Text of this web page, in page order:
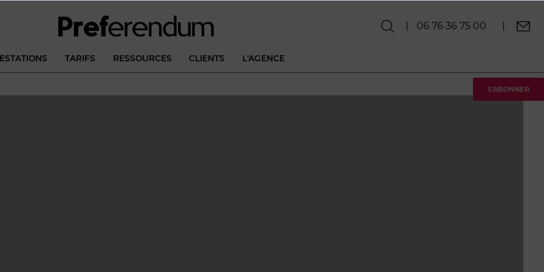
TARIFS RESSOURCES CLIENTS L'AGENCE
06 76 36 75 00
S'ABONNER